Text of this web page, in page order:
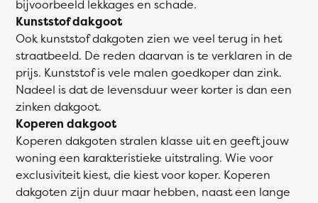
bijvoorbeeld lekkages en schade.
Kunststof dakgoot
Ook kunststof dakgoten zien we veel terug in het
straatbeeld. De reden daarvan is te verklaren in de
prijs. Kunststof is vele malen goedkoper dan zink.
Nadeel is dat de levensduur weer korter is dan een
zinken dakgoot.
Koperen dakgoot
Koperen dakgoten stralen klasse uit en geeft jouw
woning een karakteristieke uitstraling. Wie voor
exclusiviteit kiest, die kiest voor koper. Koperen
dakgoten zijn duur maar hebben, naast een lange